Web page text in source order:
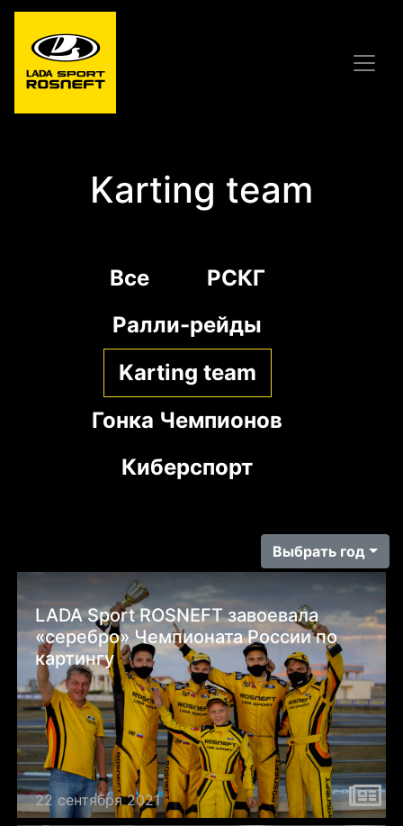
Karting team
Все
РСКГ
Ралли-рейды
Karting team
Гонка Чемпионов
Киберспорт
Выбрать год
LADA Sport ROSNEFT завоевала
«серебро» Чемпионата России по
картингу
22 сентября 2021